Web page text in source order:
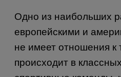
Одно из наибольших
европейскими и
не имеет отношения к
происходит в